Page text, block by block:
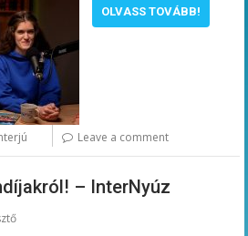
OLVASS TOVÁBB!
Leave a comment
– InterNyúz